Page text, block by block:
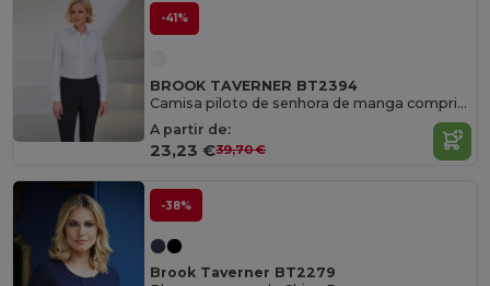
-41%
BROOK TAVERNER BT2394
Camisa piloto de senhora de manga comprida
A partir de:
23,23 €39,70 €
-38%
Brook Taverner BT2279